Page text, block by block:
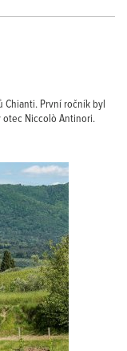
Chianti. První ročník byl
otec Niccolò Antinori.